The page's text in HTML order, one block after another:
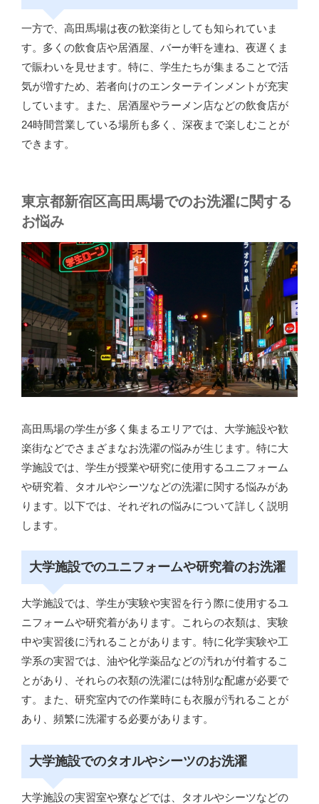
一方で、高田馬場は夜の歓楽街としても知られていま
す。多くの飲食店や居酒屋、バーが軒を連ね、夜遅くま
で賑わいを見せます。特に、学生たちが集まることで活
気が増すため、若者向けのエンターテインメントが充実
しています。また、居酒屋やラーメン店などの飲食店が
24時間営業している場所も多く、深夜まで楽しむことが
できます。
東京都新宿区高田馬場でのお洗濯に関する
お悩み
高田馬場の学生が多く集まるエリアでは、大学施設や歓
楽街などでさまざまなお洗濯の悩みが生じます。特に大
学施設では、学生が授業や研究に使用するユニフォーム
や研究着、タオルやシーツなどの洗濯に関する悩みがあ
ります。以下では、それぞれの悩みについて詳しく説明
します。
大学施設でのユニフォームや研究着のお洗濯
大学施設では、学生が実験や実習を行う際に使用するユ
ニフォームや研究着があります。これらの衣類は、実験
中や実習後に汚れることがあります。特に化学実験や工
学系の実習では、油や化学薬品などの汚れが付着するこ
とがあり、それらの衣類の洗濯には特別な配慮が必要で
す。また、研究室内での作業時にも衣服が汚れることが
あり、頻繁に洗濯する必要があります。
大学施設でのタオルやシーツのお洗濯
大学施設の実習室や寮などでは、タオルやシーツなどの